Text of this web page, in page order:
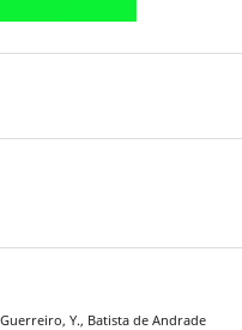
Y., Batista de Andrade